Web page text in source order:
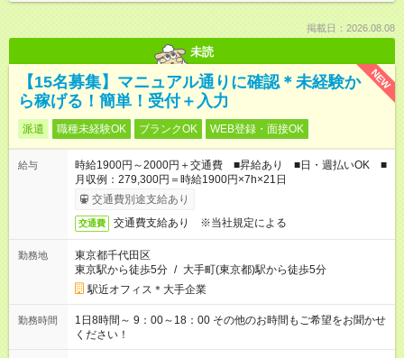
掲載日：2026.08.08
未読
NEW
【15名募集】マニュアル通りに確認＊未経験か
ら稼げる！簡単！受付＋入力
派遣 職種未経験OK ブランクOK WEB登録・面接OK
給与
時給1900円～2000円＋交通費 ■昇給あり ■日・週払いOK ■
月収例：279,300円＝時給1900円×7h×21日
交通費別途支給あり
交通費 交通費支給あり ※当社規定による
勤務地
東京都千代田区
東京駅から徒歩5分 / 大手町(東京都)駅から徒歩5分
駅近オフィス＊大手企業
勤務時間
1日8時間～ 9：00～18：00 その他のお時間もご希望をお聞かせ
ください！